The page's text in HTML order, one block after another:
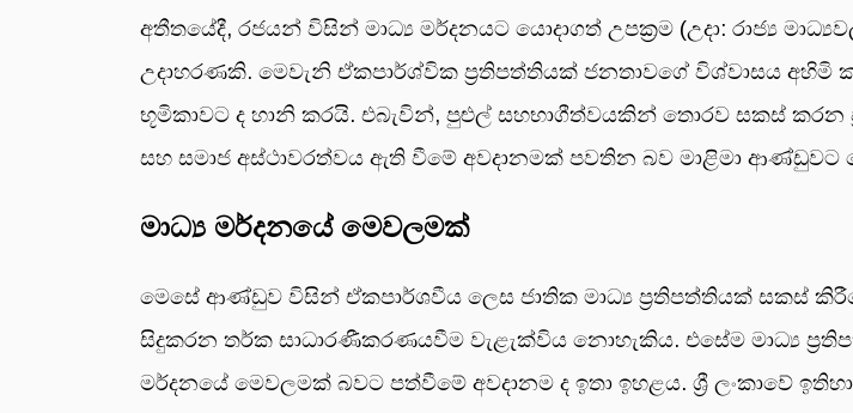
අතීතයේදී, රජයන් විසින් මාධ්‍ය මර්දනයට යොදාගත් උපක්‍රම (උදා: රාජ්‍ය
උදාහරණකි. මෙවැනි ඒකපාර්ශ්වික ප්‍රතිපත්තියක් ජනතාවගේ විශ්වාසය අහිමි
භූමිකාවට ද හානි කරයි. එබැවින්, පුළුල් සහභාගීත්වයකින් තොරව සකස්
සහ සමාජ අස්ථාවරත්වය ඇති වීමේ අවදානමක් පවතින බව මාළිමා
මාධ්‍ය මර්දනයේ මෙවලමක්
මෙසේ ආණ්ඩුව විසින් ඒකපාර්ශවීය ලෙස ජාතික මාධ්‍ය ප්‍රතිපත්තියක් සකස්
සිදුකරන තර්ක සාධාරණීකරණයවීම වැළැක්විය නොහැකිය. එසේම මාධ්‍ය
මර්දනයේ මෙවලමක් බවට පත්වීමේ අවදානම ද ඉතා ඉහළය. ශ්‍රී ලංකාවේ